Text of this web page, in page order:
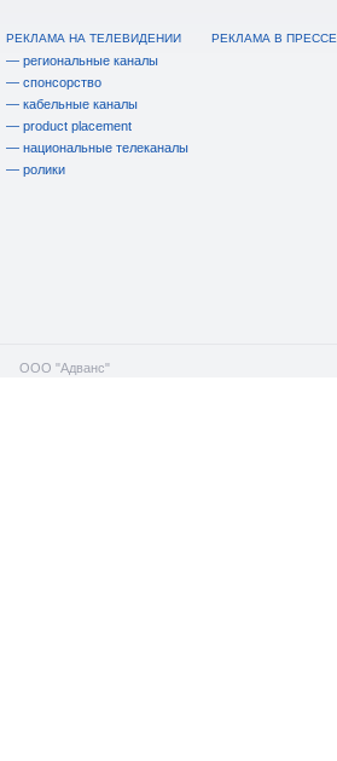
РЕКЛАМА НА ТЕЛЕВИДЕНИИ
— региональные каналы
— спонсорство
— кабельные каналы
— product placement
— национальные телеканалы
— ролики
РЕКЛАМА В ПРЕССЕ
ООО "Адванс"